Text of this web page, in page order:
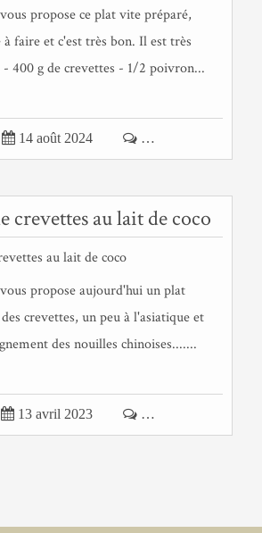
propose ce plat vite préparé,
à faire et c'est très bon. Il est très
- 400 g de crevettes - 1/2 poivron...
 14 août 2024  …
crevettes au lait de coco
propose aujourd'hui un plat
crevettes, un peu à l'asiatique et
des nouilles chinoises.......
 13 avril 2023  …